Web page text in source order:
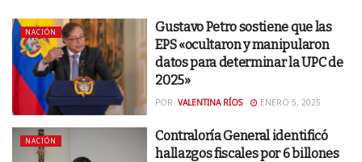
NACIÓN
Gustavo Petro sostiene que las
EPS «ocultaron y manipularon
datos para determinar la UPC de
2025»
POR: VALENTINA RÍOS ENERO 5, 2025
NACIÓN
Contraloría General identificó
hallazgos fiscales por 6 billones